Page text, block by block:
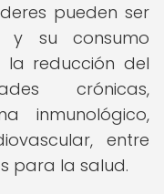
pueden ser
y su consumo
reducción del
crónicas,
inmunológico,
entre
para la salud.